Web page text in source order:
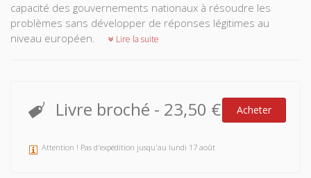
capacité des gouvernements nationaux à résoudre les
problèmes sans développer de réponses légitimes au
niveau européen.
Lire la suite
Livre broché - 23,50 € Acheter
Attention ! Pas d'expédition jusqu'au lundi 17 août